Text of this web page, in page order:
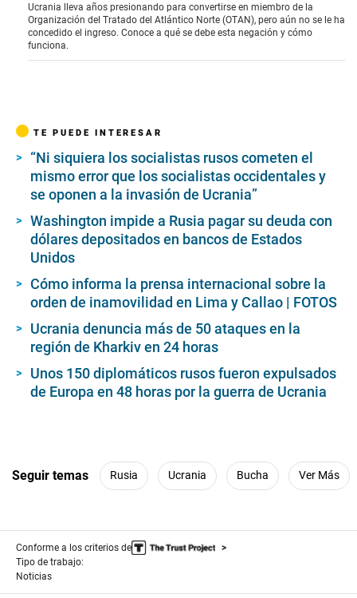
Ucrania lleva años presionando para convertirse en miembro de la
Organización del Tratado del Atlántico Norte (OTAN), pero aún no se le ha
concedido el ingreso. Conoce a qué se debe esta negación y cómo
funciona.
TE PUEDE INTERESAR
“Ni siquiera los socialistas rusos cometen el
mismo error que los socialistas occidentales y
se oponen a la invasión de Ucrania”
Washington impide a Rusia pagar su deuda con
dólares depositados en bancos de Estados
Unidos
Cómo informa la prensa internacional sobre la
orden de inamovilidad en Lima y Callao | FOTOS
Ucrania denuncia más de 50 ataques en la
región de Kharkiv en 24 horas
Unos 150 diplomáticos rusos fueron expulsados
de Europa en 48 horas por la guerra de Ucrania
Seguir temas Rusia Ucrania Bucha Ver Más
Conforme a los criterios de
Tipo de trabajo:
Noticias